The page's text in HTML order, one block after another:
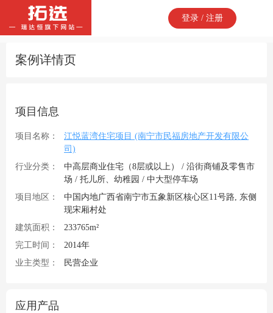
登录 / 注册
案例详情页
项目信息
项目名称：
江悦蓝湾住宅项目 (南宁市民福房地产开发有限公
司)
行业分类：
中高层商业住宅（8层或以上） / 沿街商铺及零售市
场 / 托儿所、幼稚园 / 中大型停车场
项目地区：
中国内地广西省南宁市五象新区核心区11号路, 东侧
现宋厢村处
建筑面积：
233765m²
完工时间：
2014年
业主类型：
民营企业
应用产品